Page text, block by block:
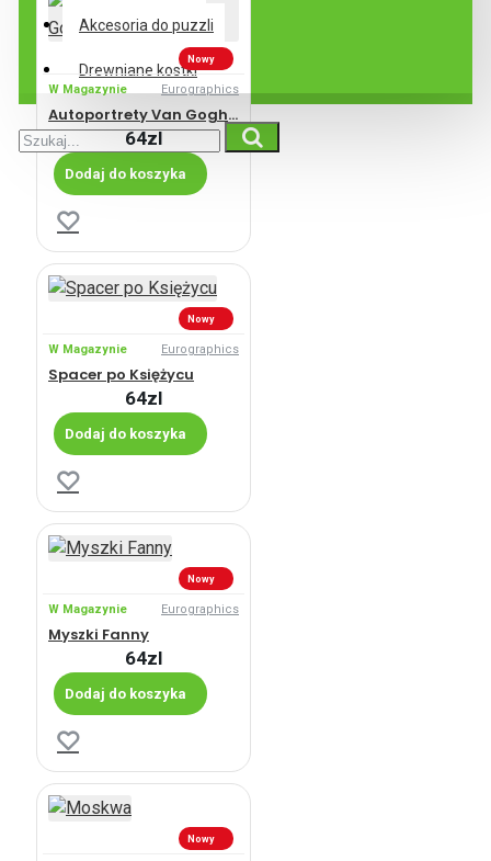
Akcesoria do puzzli
Drewniane kostki
Nowy
W Magazynie Eurographics
Autoportrety Van Gogha
64zl
Dodaj do koszyka
Nowy
W Magazynie Eurographics
Spacer po Księżycu
64zl
Dodaj do koszyka
Nowy
W Magazynie Eurographics
Myszki Fanny
64zl
Dodaj do koszyka
Nowy